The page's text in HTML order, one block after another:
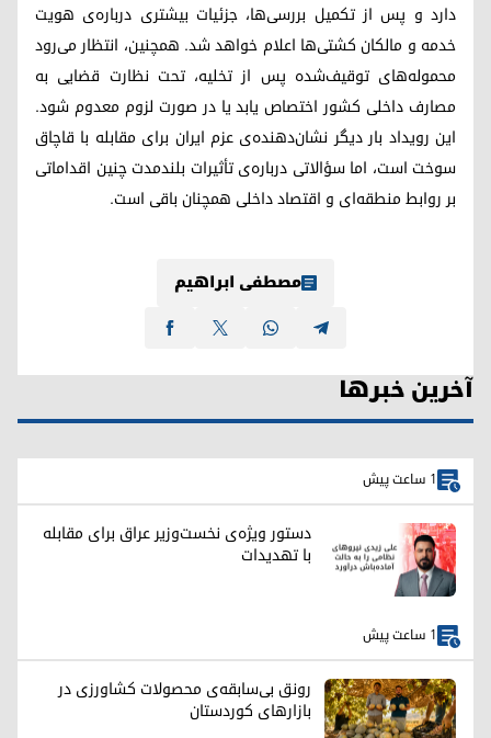
دارد و پس از تکمیل بررسی‌ها، جزئیات بیشتری درباره‌ی هویت
خدمه و مالکان کشتی‌ها اعلام خواهد شد. همچنین، انتظار می‌رود
محموله‌های توقیف‌شده پس از تخلیه، تحت نظارت قضایی به
مصارف داخلی کشور اختصاص یابد یا در صورت لزوم معدوم شود.
این رویداد بار دیگر نشان‌دهنده‌ی عزم ایران برای مقابله با قاچاق
سوخت است، اما سؤالاتی درباره‌ی تأثیرات بلندمدت چنین اقداماتی
بر روابط منطقه‌ای و اقتصاد داخلی همچنان باقی است.
مصطفی ابراهیم
آخرین خبرها
1 ساعت پیش
دستور ویژه‌ی نخست‌وزیر عراق برای مقابله
با تهدیدات
1 ساعت پیش
رونق بی‌سابقه‌ی محصولات کشاورزی در
بازارهای کوردستان